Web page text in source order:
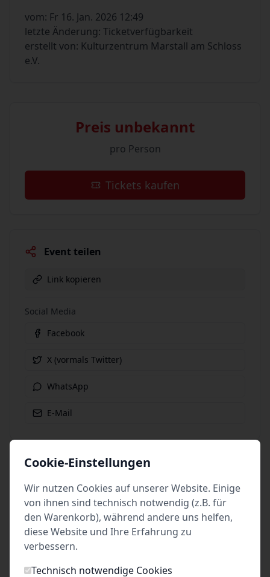
vom: Fr 16. Jan. 2026 12:49
letzte Änderung: Ticketverfügbarkeit
erstellt von: Kulturzentrum Marstall am Schloss
e.V.
Preis unbekannt
pro Person
Tickets kaufen
Event teilen
Link kopieren
Social Media
Facebook
X (vormals Twitter)
WhatsApp
E-Mail
weitere
Produktionen des
Veranstalters
Alle Events anzeigen
Cookie-Einstellungen
Wir nutzen Cookies auf unserer Website. Einige
von ihnen sind technisch notwendig (z.B. für
den Warenkorb), während andere uns helfen,
diese Website und Ihre Erfahrung zu
verbessern.
Technisch notwendige Cookies